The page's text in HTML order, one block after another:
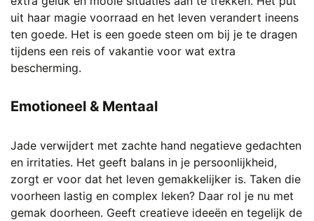
uit haar magie voorraad en het leven verandert ineens
ten goede. Het is een goede steen om bij je te dragen
tijdens een reis of vakantie voor wat extra
bescherming.
Emotioneel & Mentaal
Jade verwijdert met zachte hand negatieve gedachten
en irritaties. Het geeft balans in je persoonlijkheid,
zorgt er voor dat het leven gemakkelijker is. Taken die
voorheen lastig en complex leken? Daar rol je nu met
gemak doorheen. Geeft creatieve ideeën en tegelijk de